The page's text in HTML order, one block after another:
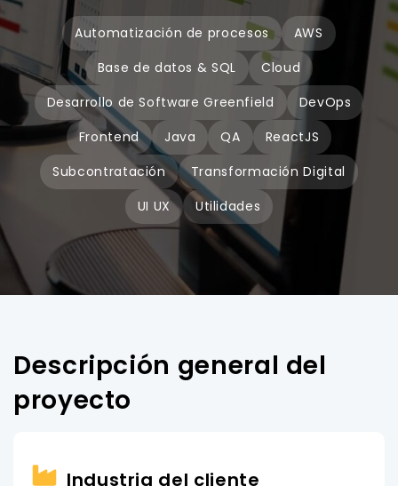
Automatización de procesos
AWS
Base de datos & SQL
Cloud
Desarrollo de Software Greenfield
DevOps
Frontend
Java QA
ReactJS
Subcontratación
Transformación Digital
UI UX
Utilidades
Descripción general del
proyecto
Industria del cliente